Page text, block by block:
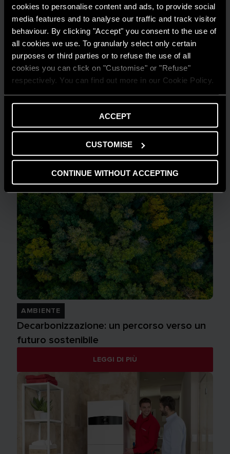
cookies to personalise content and ads, to provide social
media features and to analyse our traffic and track visitor
behaviour. By clicking "Accept" you consent to the use of
all cookies we use. To granularly select only certain
purposes or third parties or to refuse the use of all
cookies you can click on "Customise" or "Refuse"
respectively. You can find out more in our Cookie Policy.
ACCEPT
CUSTOMISE
CONTINUE WITHOUT ACCEPTING
Comprendere la flessibilità energetica in
LEGGI DI PIÙ
AMBIENTE
Decarbonizzazione: un percorso verso un
futuro sostenibile
LEGGI DI PIÙ